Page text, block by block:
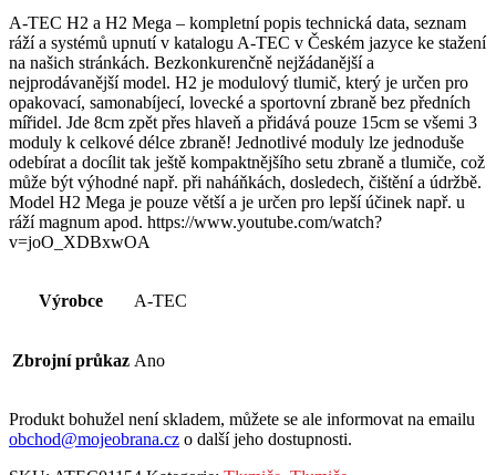
A-TEC H2 a H2 Mega – kompletní popis technická data, seznam
ráží a systémů upnutí v katalogu A-TEC v Českém jazyce ke stažení
na našich stránkách. Bezkonkurenčně nejžádanější a
nejprodávanější model. H2 je modulový tlumič, který je určen pro
opakovací, samonabíjecí, lovecké a sportovní zbraně bez předních
mířidel. Jde 8cm zpět přes hlaveň a přidává pouze 15cm se všemi 3
moduly k celkové délce zbraně! Jednotlivé moduly lze jednoduše
odebírat a docílit tak ještě kompaktnějšího setu zbraně a tlumiče, což
může být výhodné např. při naháňkách, dosledech, čištění a údržbě.
Model H2 Mega je pouze větší a je určen pro lepší účinek např. u
ráží magnum apod. https://www.youtube.com/watch?
v=joO_XDBxwOA
Výrobce A-TEC
Zbrojní průkaz Ano
Produkt bohužel není skladem, můžete se ale informovat na emailu
obchod@mojeobrana.cz o další jeho dostupnosti.